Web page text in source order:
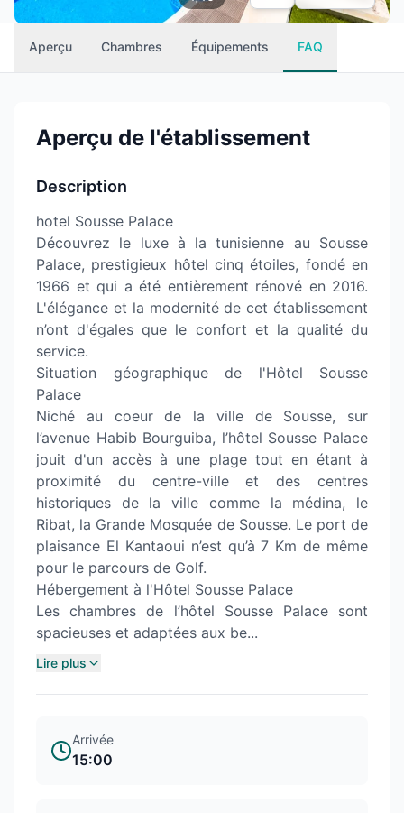
Aperçu Chambres Équipements FAQ
Aperçu de l'établissement
Description
hotel Sousse Palace
Découvrez le luxe à la tunisienne au Sousse
Palace, prestigieux hôtel cinq étoiles, fondé en
1966 et qui a été entièrement rénové en 2016.
L'élégance et la modernité de cet établissement
n’ont d'égales que le confort et la qualité du
service.
Situation géographique de l'Hôtel Sousse
Palace
Niché au coeur de la ville de Sousse, sur
l’avenue Habib Bourguiba, l’hôtel Sousse Palace
jouit d'un accès à une plage tout en étant à
proximité du centre-ville et des centres
historiques de la ville comme la médina, le
Ribat, la Grande Mosquée de Sousse. Le port de
plaisance El Kantaoui n’est qu’à 7 Km de même
pour le parcours de Golf.
Hébergement à l'Hôtel Sousse Palace
Les chambres de l’hôtel Sousse Palace sont
spacieuses et adaptées aux be...
Lire plus
Arrivée
15:00